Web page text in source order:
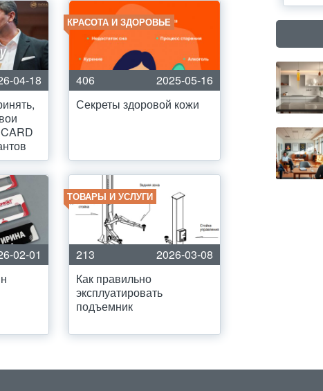
04-18
КРАСОТА И ЗДОРОВЬЕ
406
2025-05-16
Секреты здоровой кожи
02-01
ТОВАРЫ И УСЛУГИ
213
2026-03-08
Как правильно
эксплуатировать
подъемник